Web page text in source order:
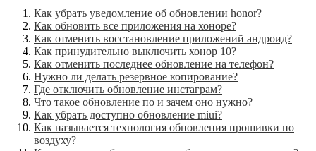
Как убрать уведомление об обновлении honor?
Как обновить все приложения на хоноре?
Как отменить восстановление приложений андроид?
Как принудительно выключить хонор 10?
Как отменить последнее обновление на телефон?
Нужно ли делать резервное копирование?
Где отключить обновление инстаграм?
Что такое обновление по и зачем оно нужно?
Как убрать доступно обновление miui?
Как называется технология обновления прошивки по
воздуху?